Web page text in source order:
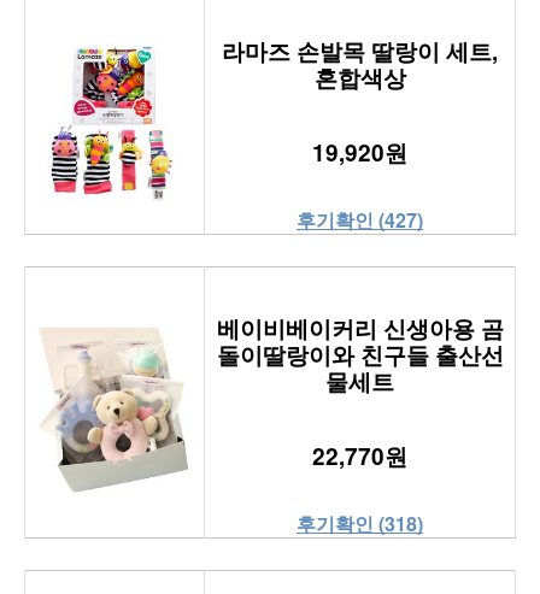
라마즈 손발목 딸랑이 세트,
혼합색상
19,920원
후기확인 (427)
베이비베이커리 신생아용 곰
돌이딸랑이와 친구들 출산선
물세트
22,770원
후기확인 (318)